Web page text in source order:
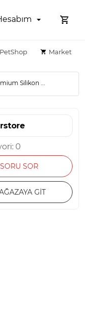
PetShop Market
Silikon ...
0
SORU SOR
GİT